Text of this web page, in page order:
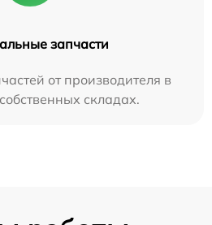
запчасти
от производителя в
складах.